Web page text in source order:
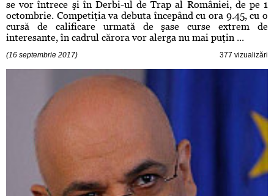
se vor întrece şi în Derbi-ul de Trap al României, de pe 1
octombrie. Competiţia va debuta începând cu ora 9.45, cu o
cursă de calificare urmată de şase curse extrem de
interesante, în cadrul cărora vor alerga nu mai puţin ...
(16 septembrie 2017) 377 vizualizări